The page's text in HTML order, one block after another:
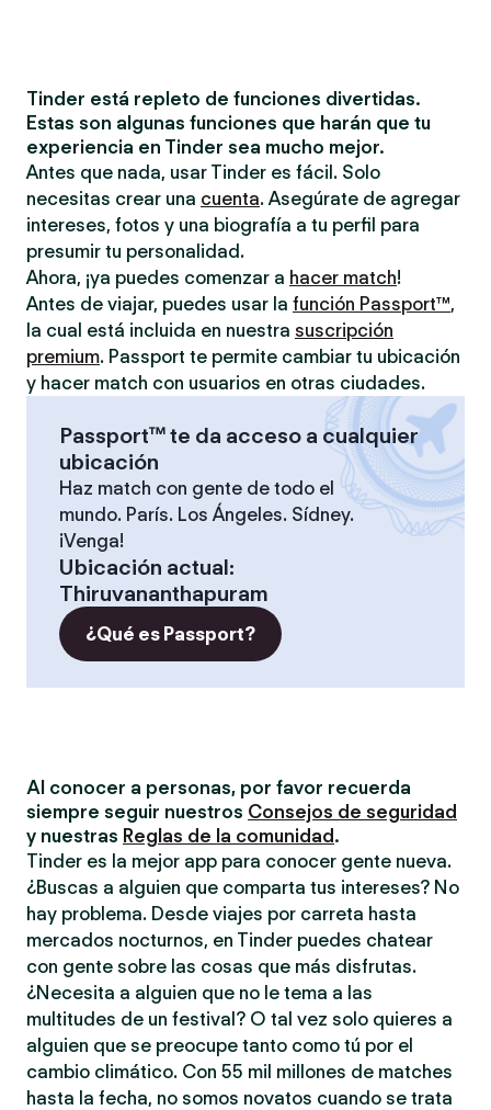
Tinder está repleto de funciones divertidas.
Estas son algunas funciones que harán que tu
experiencia en Tinder sea mucho mejor.
Antes que nada, usar Tinder es fácil. Solo
necesitas crear una cuenta. Asegúrate de agregar
intereses, fotos y una biografía a tu perfil para
presumir tu personalidad.
Ahora, ¡ya puedes comenzar a hacer match!
Antes de viajar, puedes usar la función Passport™,
la cual está incluida en nuestra suscripción
premium. Passport te permite cambiar tu ubicación
y hacer match con usuarios en otras ciudades.
Passport™ te da acceso a cualquier
ubicación
Haz match con gente de todo el
mundo. París. Los Ángeles. Sídney.
¡Venga!
Ubicación actual:
Thiruvananthapuram
¿Qué es Passport?
Al conocer a personas, por favor recuerda
siempre seguir nuestros Consejos de seguridad
y nuestras Reglas de la comunidad .
Tinder es la mejor app para conocer gente nueva.
¿Buscas a alguien que comparta tus intereses? No
hay problema. Desde viajes por carreta hasta
mercados nocturnos, en Tinder puedes chatear
con gente sobre las cosas que más disfrutas.
¿Necesita a alguien que no le tema a las
multitudes de un festival? O tal vez solo quieres a
alguien que se preocupe tanto como tú por el
cambio climático. Con 55 mil millones de matches
hasta la fecha, no somos novatos cuando se trata